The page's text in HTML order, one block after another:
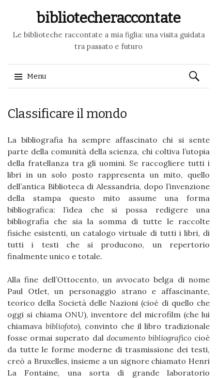
bibliotecheraccontate
Le biblioteche raccontate a mia figlia: una visita guidata
tra passato e futuro
Menu
Ricerca
per:
Classificare il mondo
La bibliografia ha sempre affascinato chi si sente
parte della comunità della scienza, chi coltiva l’utopia
della fratellanza tra gli uomini. Se raccogliere tutti i
libri in un solo posto rappresenta un mito, quello
dell’antica Biblioteca di Alessandria, dopo l’invenzione
della stampa questo mito assume una forma
bibliografica: l’idea che si possa redigere una
bibliografia che sia la somma di tutte le raccolte
fisiche esistenti, un catalogo virtuale di tutti i libri, di
tutti i testi che si producono, un repertorio
finalmente unico e totale.
Alla fine dell’Ottocento, un avvocato belga di nome
Paul Otlet, un personaggio strano e affascinante,
teorico della Società delle Nazioni (cioè di quello che
oggi si chiama ONU), inventore del microfilm (che lui
chiamava bibliofoto), convinto che il libro tradizionale
fosse ormai superato dal documento bibliograficocioè
da tutte le forme moderne di trasmissione dei testi,
creò a Bruxelles, insieme a un signore chiamato Henri
La Fontaine, una sorta di grande laboratorio